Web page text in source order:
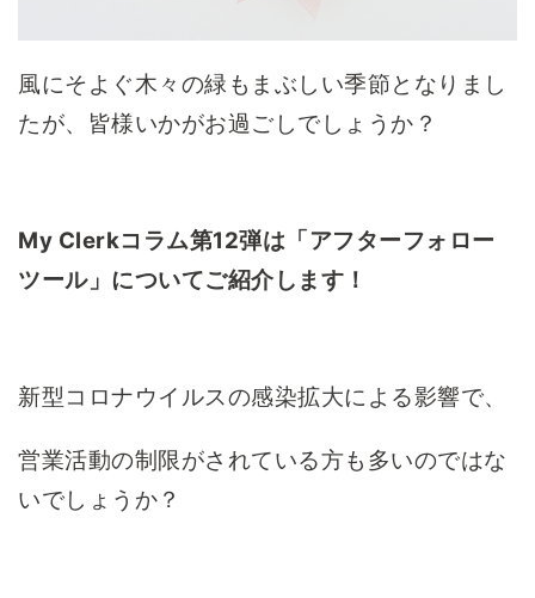
風にそよぐ木々の緑もまぶしい季節となりまし
たが、皆様いかがお過ごしでしょうか？
My Clerkコラム第12弾は「アフターフォロー
ツール」についてご紹介します！
新型コロナウイルスの感染拡大による影響で、
営業活動の制限がされている方も多いのではな
いでしょうか？